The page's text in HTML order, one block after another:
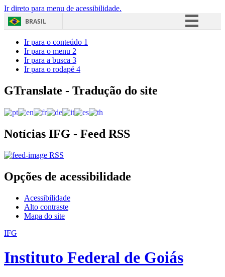
Ir direto para menu de acessibilidade.
BRASIL
Acesso à informação
Ir para o conteúdo 1
Ir para o menu 2
Ir para a busca 3
Ir para o rodapé 4
GTranslate - Tradução do site
Notícias IFG - Feed RSS
RSS
Opções de acessibilidade
Acessibilidade
Alto contraste
Mapa do site
IFG
Instituto Federal de Goiás